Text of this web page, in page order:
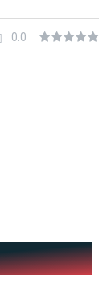
0.0